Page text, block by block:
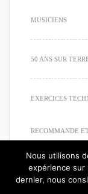
MUSICIENS
50 ANS SUR
EXERCICES
RECOMMANDE
Nous utilisons
expérience sur
dernier, nous